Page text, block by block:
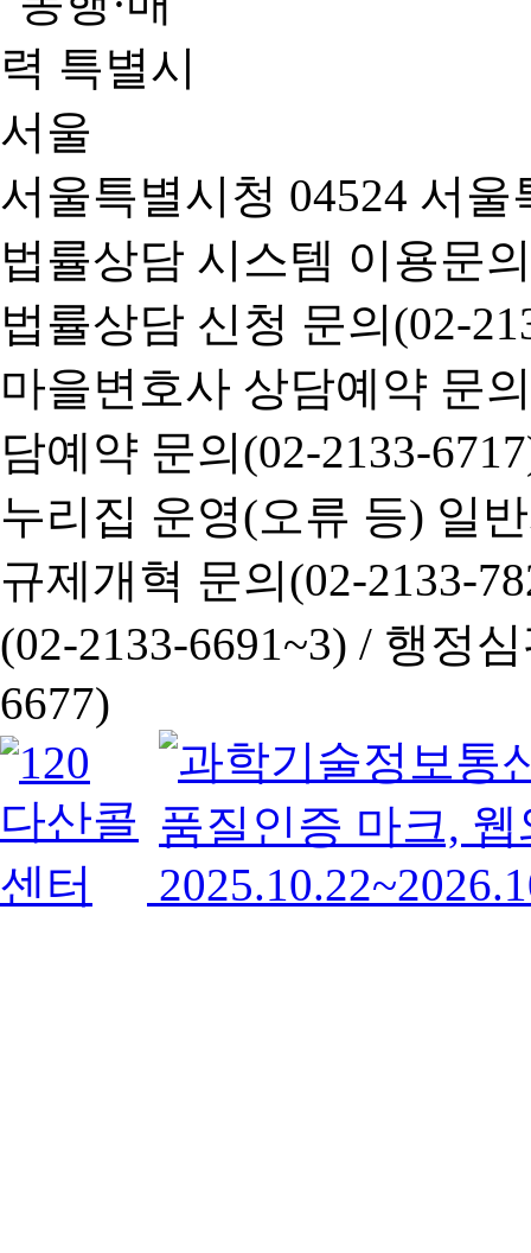
서울특별시청 04524 서
법률상담 시스템 이용문
법률상담 신청 문의(02-
마을변호사 상담예약 문
담예약 문의(02-2133-
누리집 운영(오류 등) 일
규제개혁 문의(02-2133-
(02-2133-6691~3) / 행정심
6677)